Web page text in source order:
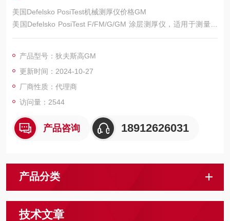
美国Defelsko PosiTest机械测厚仪价格GM
美国Defelsko PosiTest F/FM/G/GM 涂层测厚仪，适用于测量油
漆、搪瓷、塑胶、镀锌层、渗金、电镀等涂层厚度。
产品型号：狄夫斯高GM
更新时间：2024-10-27
厂商性质：代理商
访问量：2544
产品咨询 18912626031
产品分类
技术文章